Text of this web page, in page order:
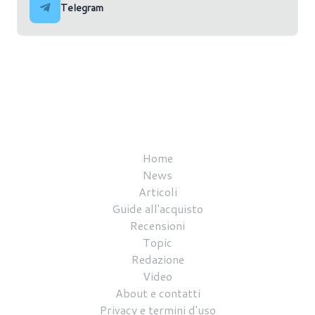
Telegram
Home
News
Articoli
Guide all'acquisto
Recensioni
Topic
Redazione
Video
About e contatti
Privacy e termini d'uso